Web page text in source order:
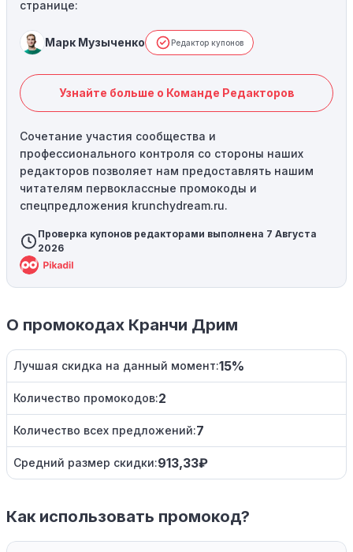
странице:
Марк Музыченко Редактор купонов
Узнайте больше о Команде Редакторов
Сочетание участия сообщества и
профессионального контроля со стороны наших
редакторов позволяет нам предоставлять нашим
читателям первоклассные промокоды и
спецпредложения krunchydream.ru.
Проверка купонов редакторами выполнена 7 Августа
2026
О промокодах Кранчи Дрим
Лучшая скидка на данный момент:15%
Количество промокодов:2
Количество всех предложений:7
Средний размер скидки:913,33₽
Как использовать промокод?